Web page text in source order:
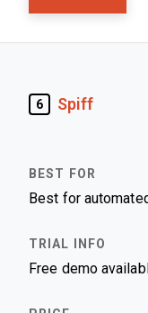
6 Spiff
Best for
Free demo